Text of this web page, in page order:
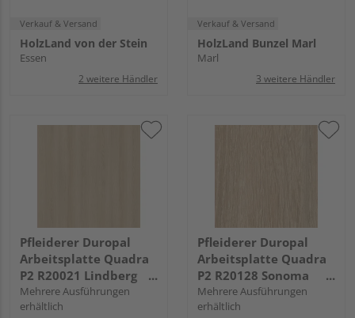
Verkauf & Versand
HolzLand von der Stein
Essen
2 weitere Händler
Verkauf & Versand
HolzLand Bunzel Marl
Marl
3 weitere Händler
Pfleiderer Duropal
Arbeitsplatte Quadra
P2 R20021 Lindberg
Eiche, NW, VS Folie
Mehrere Ausführungen
erhältlich
Pfleiderer Duropal
Arbeitsplatte Quadra
P2 R20128 Sonoma
Eiche hell, RT, LK 1 mit
AK, VS Folie
Mehrere Ausführungen
erhältlich